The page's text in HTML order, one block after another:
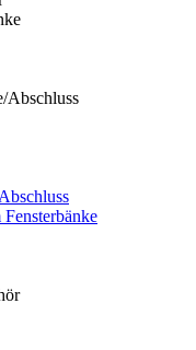
Abschluss